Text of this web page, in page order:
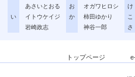
あさいとおる
い
イトウケイジ
岩崎政志
お
オガワヒロシ
か
柿田ゆかり
神谷一郎
け
こ
さ
トップページ